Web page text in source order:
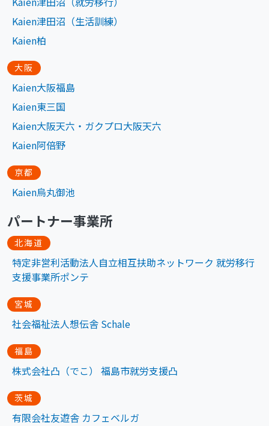
Kaien津田沼（生活訓練）
Kaien柏
大阪
Kaien大阪福島
Kaien東三国
Kaien大阪天六・ガクプロ大阪天六
Kaien阿倍野
京都
Kaien烏丸御池
パートナー事業所
北海道
特定非営利活動法人自立相互扶助ネットワーク 就労移行
支援事業所ポンテ
宮城
社会福祉法人想伝舎 Schale
福島
株式会社凸（でこ） 福島市就労支援凸
茨城
有限会社友遊舎 カフェベルガ